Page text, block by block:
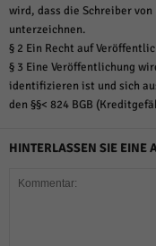
wird, dass die Schreiber
unterzeichnen.
§ 2 Ein Recht auf
§ 3 Eine Veröffentlichung
identifizieren ist und sich
den §§< 824 BGB
HINTERLASSEN SIE EINE